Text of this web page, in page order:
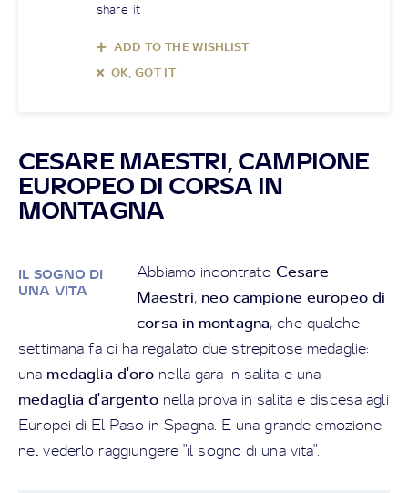
share it
ADD TO THE WISHLIST
OK, GOT IT
CESARE MAESTRI, CAMPIONE
EUROPEO DI CORSA IN
MONTAGNA
IL SOGNO DI
UNA VITA
Abbiamo incontrato Cesare
Maestri, neo campione europeo di
corsa in montagna, che qualche
settimana fa ci ha regalato due strepitose medaglie:
una medaglia d'oro nella gara in salita e una
medaglia d'argentonella prova in salita e discesa agli
Europei di El Paso in Spagna. E una grande emozione
nel vederlo raggiungere "il sogno di una vita".